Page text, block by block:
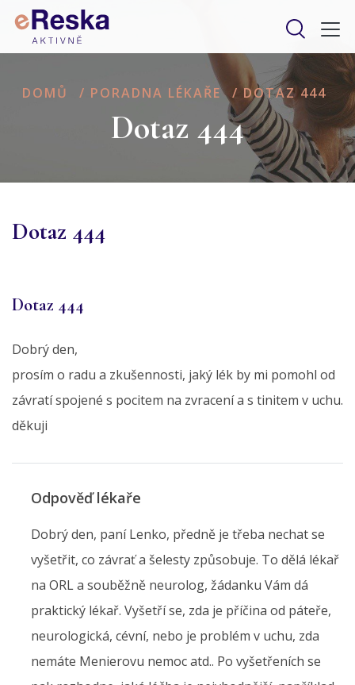
DOMŮ / PORADNA LÉKAŘE / DOTAZ 444
Dotaz 444
Dotaz 444
Dotaz 444
Dobrý den,
prosím o radu a zkušennosti, jaký lék by mi pomohl od
závratí spojené s pocitem na zvracení a s tinitem v uchu.
děkuji
Odpověď lékaře
Dobrý den, paní Lenko, předně je třeba nechat se
vyšetřit, co závrať a šelesty způsobuje. To dělá lékař
na ORL a souběžně neurolog, žádanku Vám dá
praktický lékař. Vyšetří se, zda je příčina od páteře,
neurologická, cévní, nebo je problém v uchu, zda
nemáte Menierovu nemoc atd.. Po vyšetřeních se